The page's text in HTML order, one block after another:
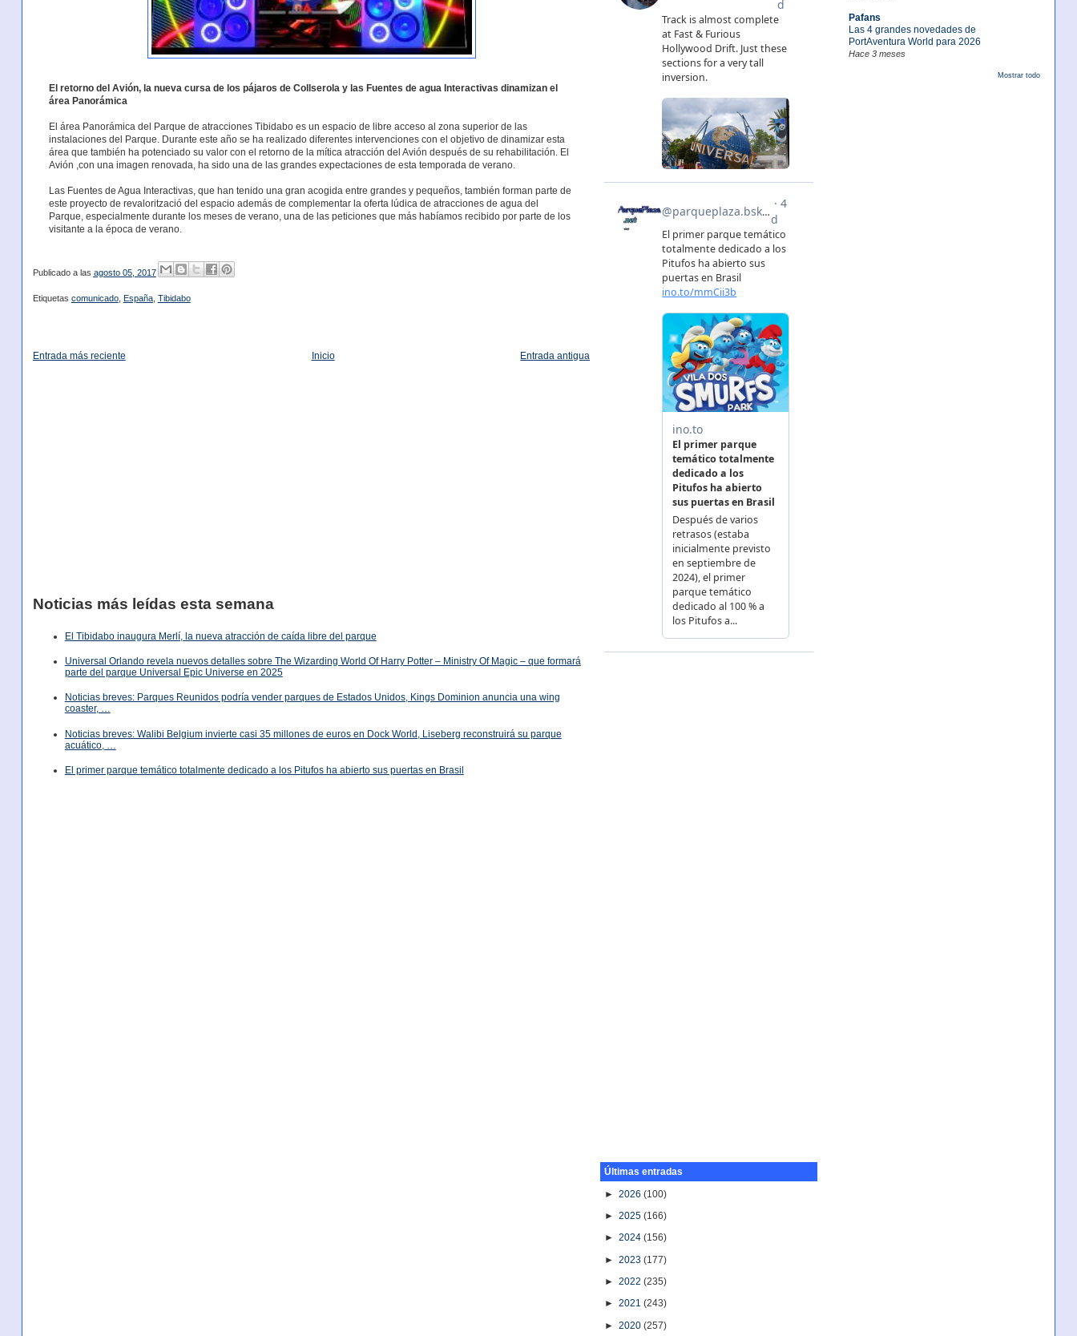
Pafans
Las 4 grandes novedades de
PortAventura World para 2026
Hace 3 meses
Mostrar todo
El retorno del Avión, la nueva cursa de los pájaros de Collserola y las Fuentes de agua Interactivas dinamizan el
área Panorámica
El área Panorámica del Parque de atracciones Tibidabo es un espacio de libre acceso al zona superior de las
instalaciones del Parque. Durante este año se ha realizado diferentes intervenciones con el objetivo de dinamizar esta
área que también ha potenciado su valor con el retorno de la mítica atracción del Avión después de su rehabilitación. El
Avión ,con una imagen renovada, ha sido una de las grandes expectaciones de esta temporada de verano.
Las Fuentes de Agua Interactivas, que han tenido una gran acogida entre grandes y pequeños, también forman parte de
este proyecto de revalorització del espacio además de complementar la oferta lúdica de atracciones de agua del
Parque, especialmente durante los meses de verano, una de las peticiones que más habíamos recibido por parte de los
visitante a la época de verano.
Publicado a las agosto 05, 2017
Etiquetas comunicado, España, Tibidabo
Entrada más reciente Entrada antigua
Inicio
Noticias más leídas esta semana
El Tibidabo inaugura Merlí, la nueva atracción de caída libre del parque
Universal Orlando revela nuevos detalles sobre The Wizarding World Of Harry Potter – Ministry Of Magic – que formará
parte del parque Universal Epic Universe en 2025
Noticias breves: Parques Reunidos podría vender parques de Estados Unidos, Kings Dominion anuncia una wing
coaster, …
Noticias breves: Walibi Belgium invierte casi 35 millones de euros en Dock World, Liseberg reconstruirá su parque
acuático, …
El primer parque temático totalmente dedicado a los Pitufos ha abierto sus puertas en Brasil
Últimas entradas
►2026(100)
►2025(166)
►2024(156)
►2023(177)
►2022(235)
►2021(243)
►2020(257)